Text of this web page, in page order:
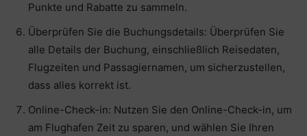
Punkte und Rabatte zu sammeln.
Überprüfen Sie die Buchungsdetails: Überprüfen Sie
alle Details der Buchung, einschließlich Reisedaten,
Flugzeiten und Passagiernamen, um sicherzustellen,
dass alles korrekt ist.
Online-Check-in: Nutzen Sie den Online-Check-in, um
am Flughafen Zeit zu sparen, und wählen Sie Ihren